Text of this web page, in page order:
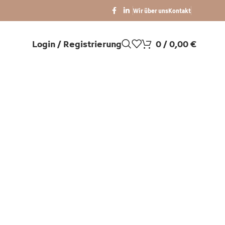
Wir über unsKontakt
Login / Registrierung 0/0,00€